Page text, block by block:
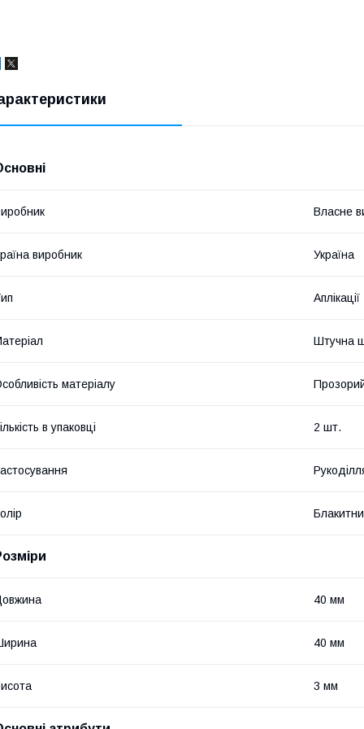
Власне
виробник Україна
Аплікації
Штучна
матеріалу
в упаковці 2 шт.
40 мм
40 мм
3 мм